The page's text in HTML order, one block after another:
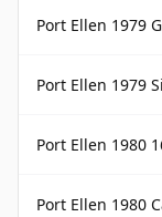
Port Ellen 1979
Port Ellen 1979
Port Ellen 1980
Port Ellen 1980